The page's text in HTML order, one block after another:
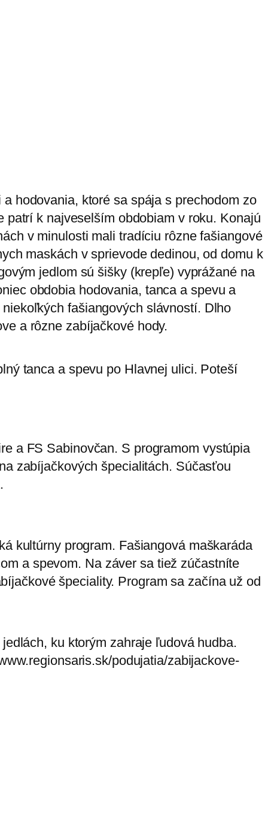
hodovania, ktoré sa spája s prechodom zo
patrí k najveselším obdobiam v roku. Konajú
v minulosti mali tradíciu rôzne fašiangové
maskách v sprievode dedinou, od domu k
jedlom sú šišky (krepľe) vyprážané na
obdobia hodovania, tanca a spevu a
fašiangových slávností. Dlho
a rôzne zabíjačkové hody.
tanca a spevu po Hlavnej ulici. Poteší
a FS Sabinovčan. S programom vystúpia
zabíjačkových špecialitách. Súčasťou
kultúrny program. Fašiangová maškaráda
a spevom. Na záver sa tiež zúčastníte
špeciality. Program sa začína už od
ku ktorým zahraje ľudová hudba.
podujatia/zabijackove-